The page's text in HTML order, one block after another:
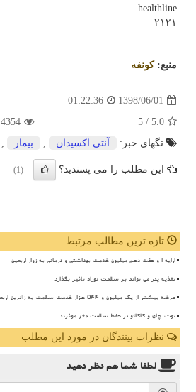
healthline
۲۱۲۱
منبع:كونفه
1398/06/01
01:22:36
5.0
/ 5
4354
تگهای خبر:
آنتی اكسیدان , بیمار ,
این مطلب را می پسندید؟ (1)
تازه ترین مطالب مرتبط
ارایه ۱ و هفت دهم میلیون خدمت بهداشتی و درمانی به زوار اربعین
تغذیه پدر می تواند بر سلامت نوزاد تاثیر بگذارد
عرضه بیشتر از یک میلیون و ۵۴۴ هزار خدمت سلامت به زائرین اربعین
توت، چای و کاکائو در حفظ سلامت مغز موثرند
نظرات بینندگان در مورد این مطلب
لطفا شما همنظر دهید